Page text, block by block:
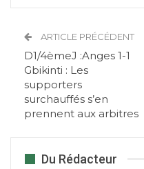
ARTICLE PRÉCÉDENT
D1/4èmeJ :Anges 1-1
Gbikinti : Les
supporters
surchauffés s’en
prennent aux arbitres
Du Rédacteur